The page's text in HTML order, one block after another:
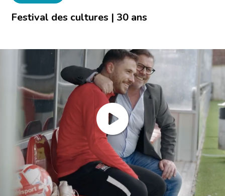
Festival des cultures | 30 ans